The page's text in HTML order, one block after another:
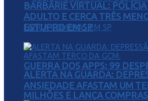
GUERRA DOS APPS: 99
MILHÕES E LANÇA
BARBÁRIE VIRTUAL:
ADULTO E CERCA TRÊS
ESTUPRO EM SP
ALERTA NA GUARDA:
ANSIEDADE AFASTAM UM